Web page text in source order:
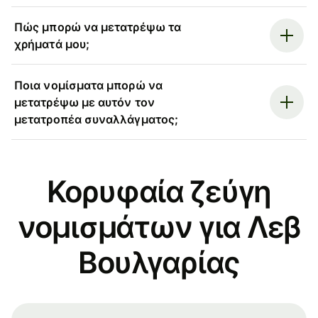
Πώς μπορώ να μετατρέψω τα
χρήματά μου;
Ποια νομίσματα μπορώ να
μετατρέψω με αυτόν τον
μετατροπέα συναλλάγματος;
Κορυφαία ζεύγη
νομισμάτων για Λεβ
Βουλγαρίας